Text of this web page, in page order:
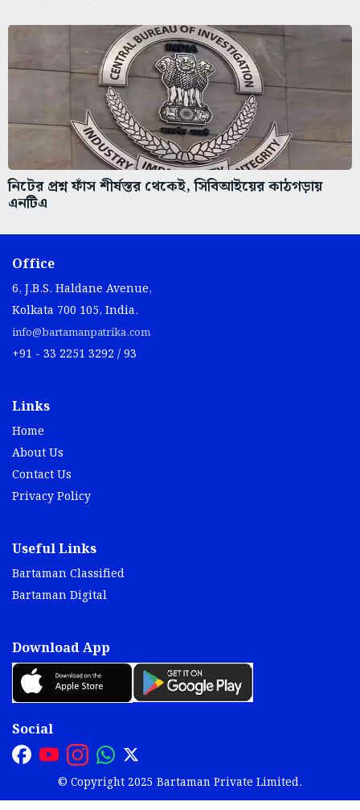
নিটের প্রশ্ন ফাঁস শীর্ষস্তর থেকেই, সিবিআইয়ের কাঠগড়ায়
এনটিএ
Office
6, J.B.S. Haldane Avenue,
Kolkata 700 105, India.
info@bartamanpatrika.com
+91 - 33 2251 3292 / 93
Links
Home
About Us
Contact Us
Privacy Policy
Useful Links
Bartaman Classified
Bartaman Digital
Download App
Social
© Copyright 2025 Bartaman Private Limited.